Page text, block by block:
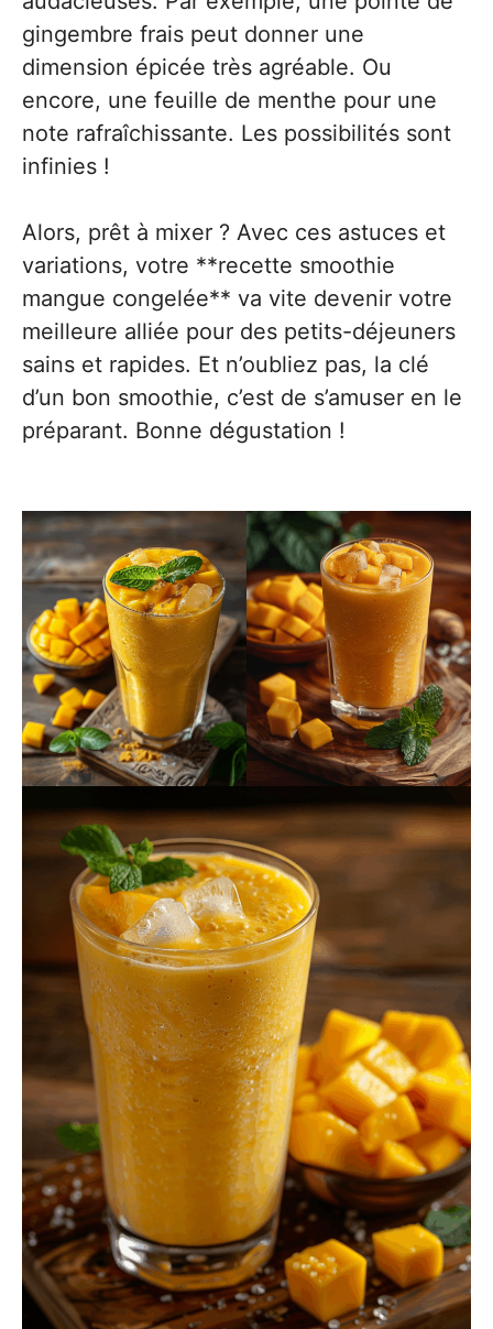
gingembre frais peut donner une
dimension épicée très agréable. Ou
encore, une feuille de menthe pour une
note rafraîchissante. Les possibilités sont
infinies !
Alors, prêt à mixer ? Avec ces astuces et
variations, votre **recette smoothie
mangue congelée** va vite devenir votre
meilleure alliée pour des petits-déjeuners
sains et rapides. Et n’oubliez pas, la clé
d’un bon smoothie, c’est de s’amuser en le
préparant. Bonne dégustation !